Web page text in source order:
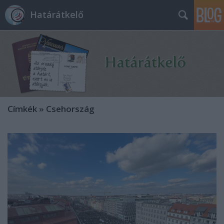
Határátkelő
Címkék » Csehország